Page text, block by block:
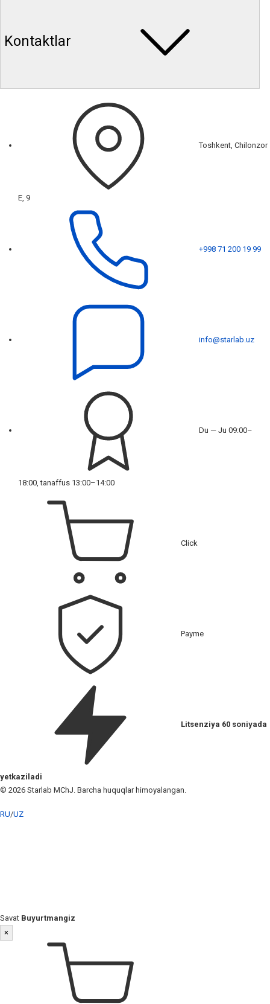
Kontaktlar
Toshkent, Chilonzor
E, 9
+998 71 200 19 99
info@starlab.uz
Du — Ju 09:00–
18:00, tanaffus 13:00–14:00
Click
Payme
Litsenziya 60 soniyada
yetkaziladi
© 2026 Starlab MChJ. Barcha huquqlar himoyalangan.
RU/UZ
Savat Buyurtmangiz
×